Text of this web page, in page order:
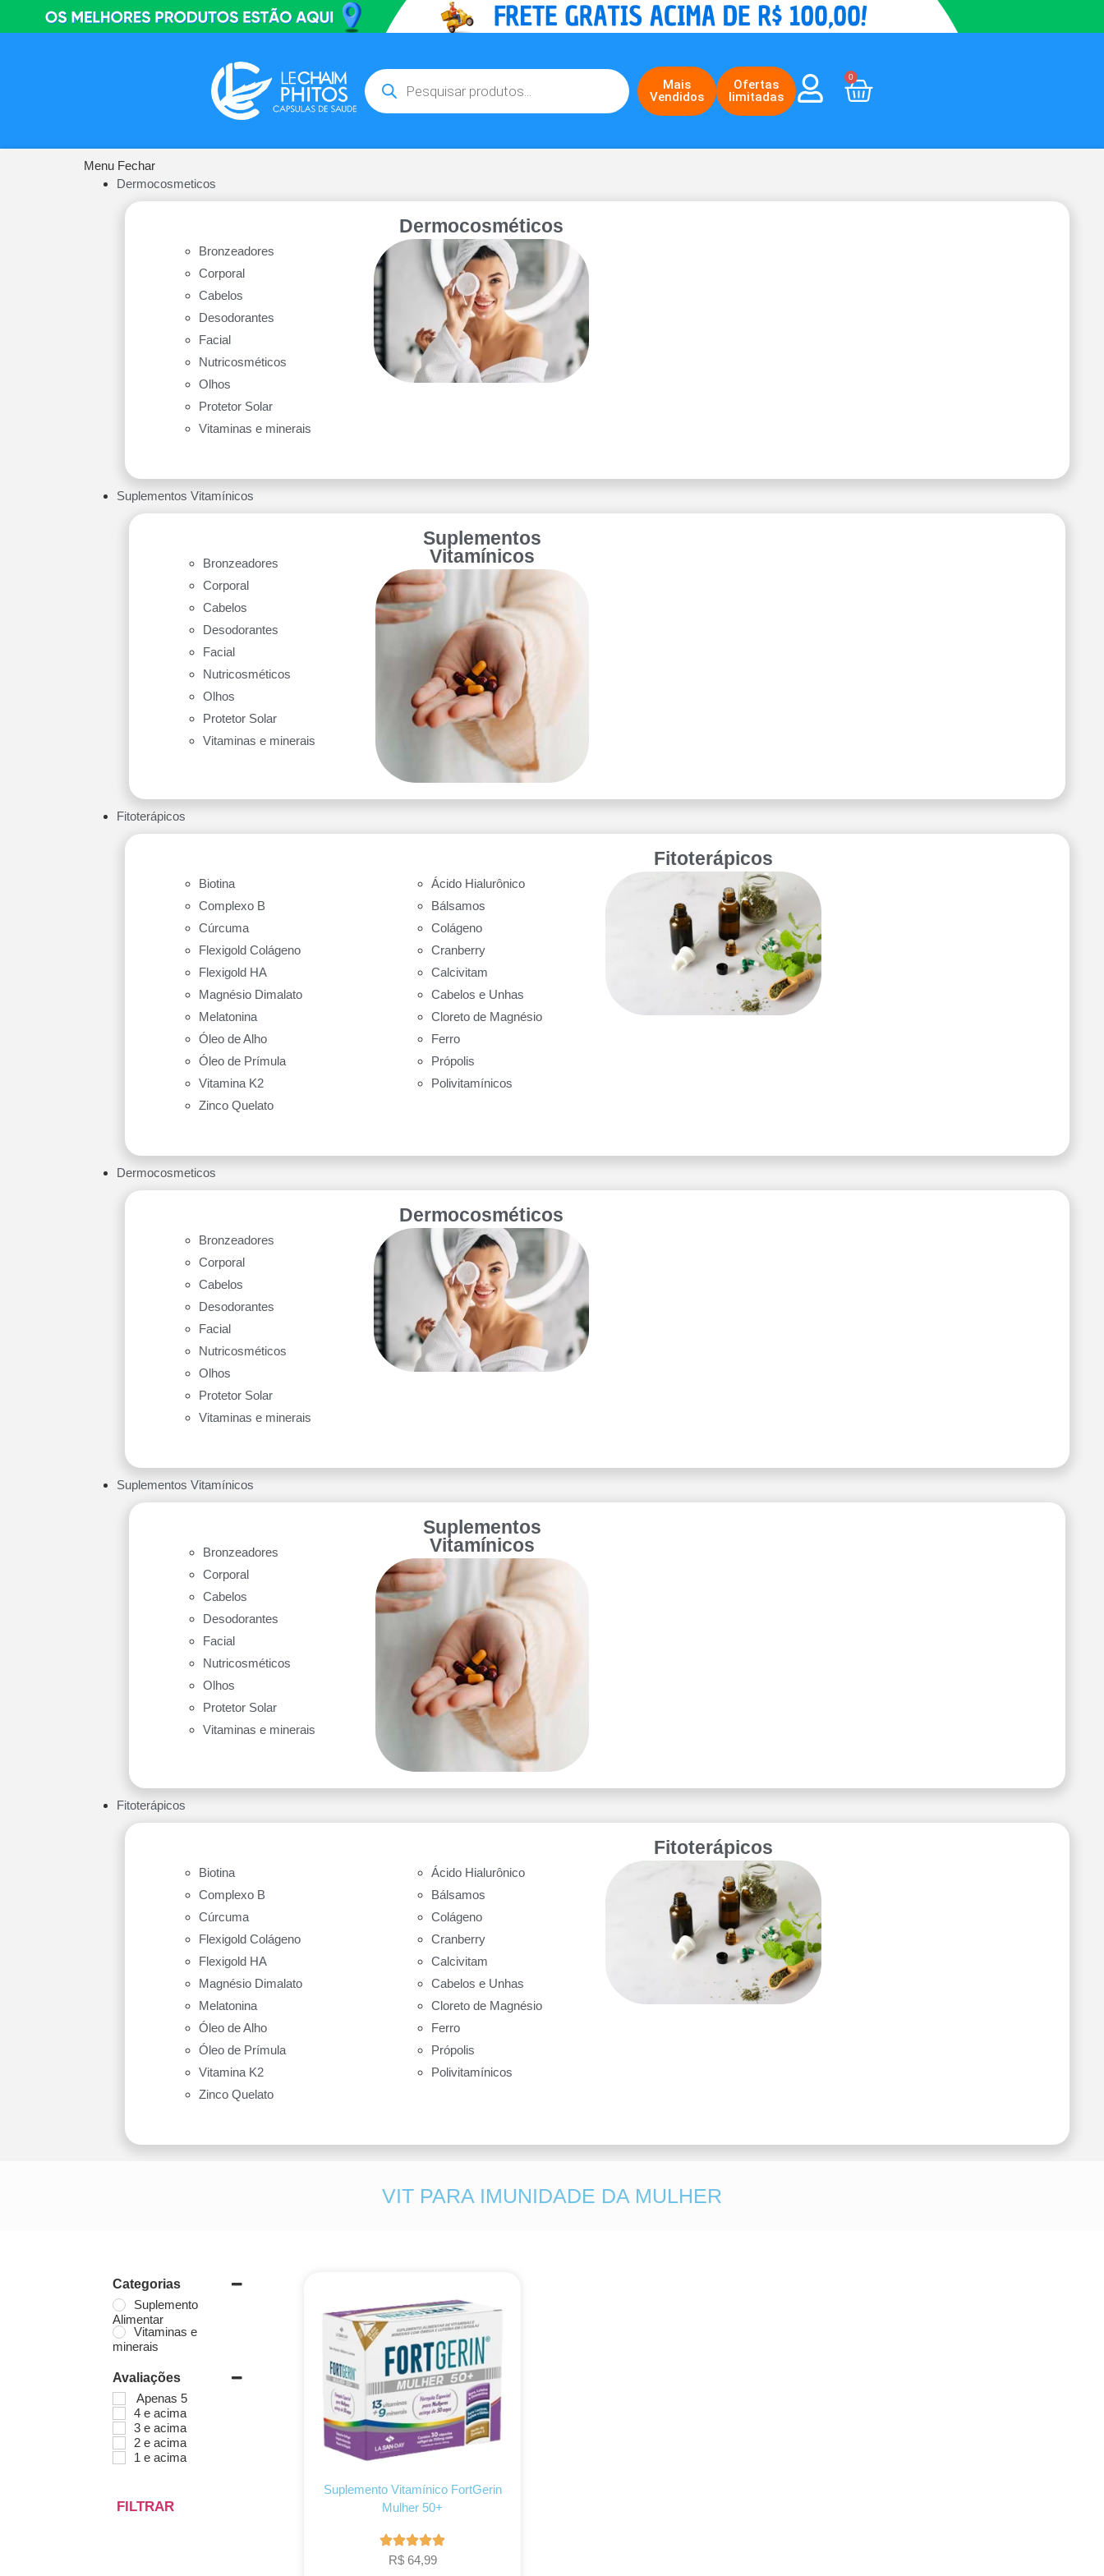
Mais
Vendidos
Ofertas
limitadas
0
Menu Fechar
Dermocosmeticos
Bronzeadores
Corporal
Cabelos
Desodorantes
Facial
Nutricosméticos
Olhos
Protetor Solar
Vitaminas e minerais
Dermocosméticos
Suplementos Vitamínicos
Bronzeadores
Corporal
Cabelos
Desodorantes
Facial
Nutricosméticos
Olhos
Protetor Solar
Vitaminas e minerais
Suplementos
Vitamínicos
Fitoterápicos
Biotina
Complexo B
Cúrcuma
Flexigold Colágeno
Flexigold HA
Magnésio Dimalato
Melatonina
Óleo de Alho
Óleo de Prímula
Vitamina K2
Zinco Quelato
Ácido Hialurônico
Bálsamos
Colágeno
Cranberry
Calcivitam
Cabelos e Unhas
Cloreto de Magnésio
Ferro
Própolis
Polivitamínicos
Fitoterápicos
Dermocosmeticos
Bronzeadores
Corporal
Cabelos
Desodorantes
Facial
Nutricosméticos
Olhos
Protetor Solar
Vitaminas e minerais
Dermocosméticos
Suplementos Vitamínicos
Bronzeadores
Corporal
Cabelos
Desodorantes
Facial
Nutricosméticos
Olhos
Protetor Solar
Vitaminas e minerais
Suplementos
Vitamínicos
Fitoterápicos
Biotina
Complexo B
Cúrcuma
Flexigold Colágeno
Flexigold HA
Magnésio Dimalato
Melatonina
Óleo de Alho
Óleo de Prímula
Vitamina K2
Zinco Quelato
Ácido Hialurônico
Bálsamos
Colágeno
Cranberry
Calcivitam
Cabelos e Unhas
Cloreto de Magnésio
Ferro
Própolis
Polivitamínicos
Fitoterápicos
VIT PARA IMUNIDADE DA MULHER
Categorias
Suplemento
Alimentar
Vitaminas e
minerais
Avaliações
Apenas 5
4 e acima
3 e acima
2 e acima
1 e acima
FILTRAR
Suplemento Vitamínico FortGerin
Mulher 50+
R$64,99